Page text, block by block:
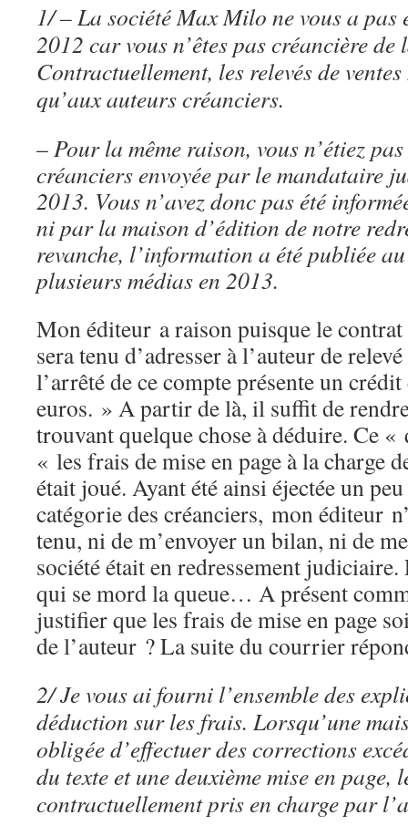
1/ – La société Max Milo ne vous a pas
2012 car vous n’êtes pas créancière de
Contractuellement, les relevés de
qu’aux auteurs créanciers.
–Pour la même raison, vous n’étiez
créanciers envoyée par le mandataire
2013. Vous n’avez donc pas été
ni par la maison d’édition de notre
revanche, l’information a été publiée
plusieurs médias en 2013.
Mon éditeur a raison puisque le
sera tenu d’adresser à l’auteur de
l’arrêté de ce compte présente un
euros. » A partir de là, il suffit de
trouvant quelque chose à déduire. Ce
« les frais de mise en page à la charge
était joué. Ayant été ainsi éjectée un
catégorie des créanciers, mon éditeur
tenu, ni de m’envoyer un bilan, ni de
société était en redressement
qui se mord la queue… A présent
justifier que les frais de mise en page
de l’auteur ? La suite du courrier
2/ Je vous ai fourni l’ensemble des
déduction sur les frais. Lorsqu’une
obligée d’effectuer des corrections
du texte et une deuxième mise en page,
contractuellement pris en charge par